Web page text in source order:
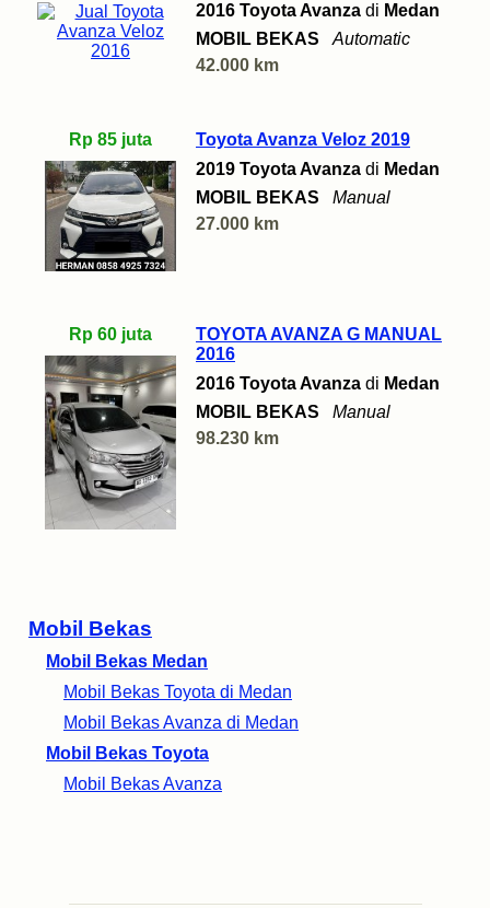
Mobil Bekas
Mobil Bekas Medan
Mobil Bekas Toyota di Medan
Mobil Bekas Avanza di Medan
Mobil Bekas Toyota
Mobil Bekas Avanza
2016 Toyota Avanza di Medan
MOBIL BEKAS
Automatic
42.000 km
Rp 85 juta
Toyota Avanza Veloz 2019
2019 Toyota Avanza di Medan
MOBIL BEKAS
Manual
27.000 km
Rp 60 juta
TOYOTA AVANZA G MANUAL
2016
2016 Toyota Avanza di Medan
MOBIL BEKAS
Manual
98.230 km